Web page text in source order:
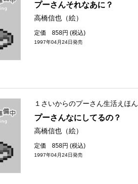
プーさんそれなあに？
高橋信也（絵）
定価 858円 (税込)
1997年04月24日発売
１さいからのプーさん生活えほん
プーさんなにしてるの？
高橋信也（絵）
定価 858円 (税込)
1997年04月24日発売